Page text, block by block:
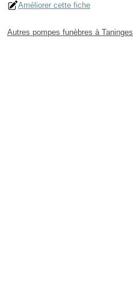
Améliorer cette fiche
Autres pompes funèbres à Taninges